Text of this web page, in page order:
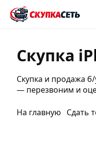
Скупка
Скупка и продажа б/
— перезвоним и
На главную Сдать